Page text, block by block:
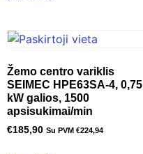
Žemo centro variklis
SEIMEC HPE63SA-4, 0,75
kW galios, 1500
apsisukimai/min
€185,90 Su PVM €224,94